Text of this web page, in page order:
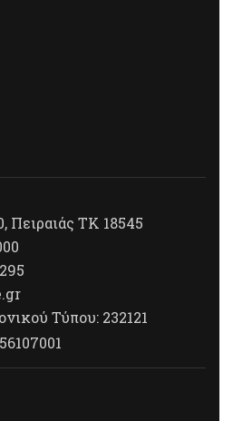
Πειραιάς ΤΚ 18545
Τύπου: 232121